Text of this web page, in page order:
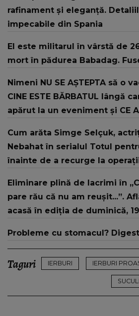
rafinament și eleganță.
impecabile din Spania
El este militarul în vârstă de
mort în pădurea Babadag.
Nimeni NU SE AȘTEPTA să o
CINE ESTE BĂRBATUL lângă
apărut la un eveniment și CE
Dumnezeu, să..."
Cum arăta Simge Selçuk,
Nebahat în serialul Totul
înainte de a recurge la
„Tinerețe rebelă”
Eliminare plină de lacrimi în
pare rău că nu am reușit...”.
acasă în ediția de duminică,
Probleme cu stomacul?
Taguri IERBURI IERBURI